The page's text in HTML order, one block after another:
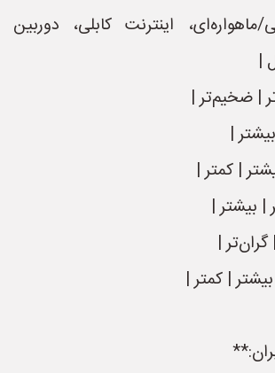
ماهواره‌ای، اینترنت کابلی، دوربین
|
| ضخیم‌تر |
|
| کمتر |
| بیشتر |
|
| کمتر |